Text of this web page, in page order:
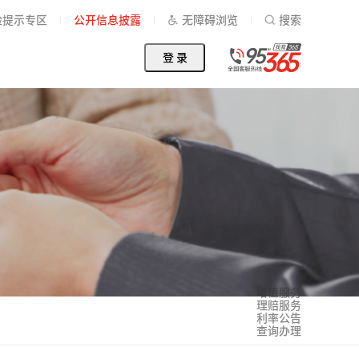
示专区 公开信息披露 无障碍浏览 搜索
登 录
增值服务
理赔服务
利率公告
查询办理